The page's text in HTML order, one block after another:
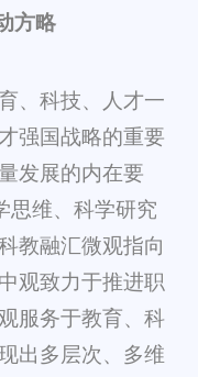
方略
、科技、人才一
强国战略的重要
发展的内在要
思维、科学研究
教融汇微观指向
观致力于推进职
服务于教育、科
出多层次、多维